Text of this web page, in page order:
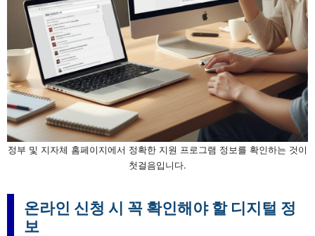
정부 및 지자체 홈페이지에서 정확한 지원 프로그램 정보를 확인하는 것이
첫걸음입니다.
온라인 신청 시 꼭 확인해야 할 디지털 정
보